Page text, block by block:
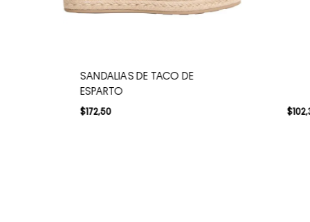
SANDALIAS DE TACO DE
ESPARTO
$172,50 $102,